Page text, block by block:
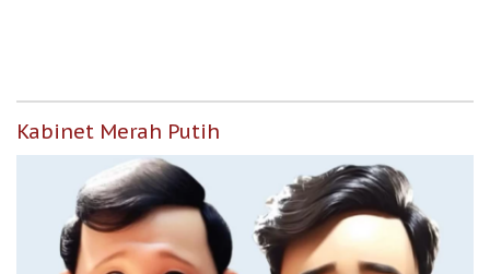
Kabinet Merah Putih